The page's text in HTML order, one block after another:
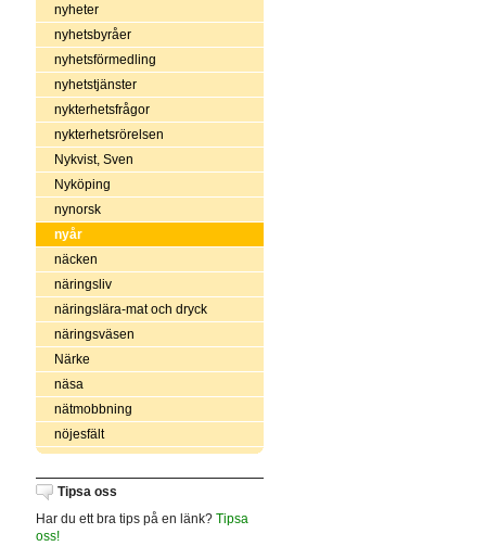
nyheter
nyhetsbyråer
nyhetsförmedling
nyhetstjänster
nykterhetsfrågor
nykterhetsrörelsen
Nykvist, Sven
Nyköping
nynorsk
nyår
näcken
näringsliv
näringslära-mat och dryck
näringsväsen
Närke
näsa
nätmobbning
nöjesfält
Tipsa oss
Har du ett bra tips på en länk? Tipsa
oss!